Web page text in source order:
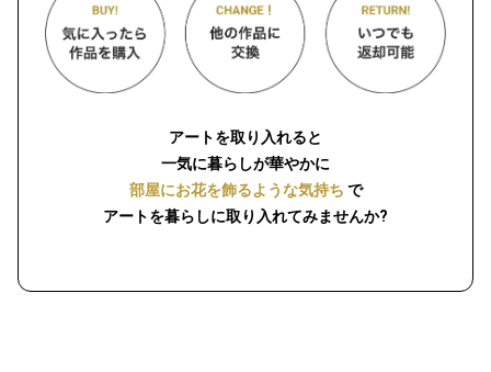
アートを取り入れると
一気に暮らしが華やかに
部屋にお花を飾るような気持ち で
アートを暮らしに取り入れてみませんか?